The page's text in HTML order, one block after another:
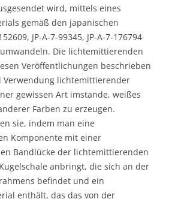
wird, mittels eines
gemäß den japanischen
JP-A-7-99345, JP-A-7-176794
umwandeln. Die lichtemittierenden
Veröffentlichungen beschrieben
Verwendung lichtemittierender
gewissen Art imstande, weißes
Farben zu erzeugen.
sie, indem man eine
Komponente mit einer
Bandlücke der lichtemittierenden
anbringt, die sich an der
befindet und ein
enthält, das das von der